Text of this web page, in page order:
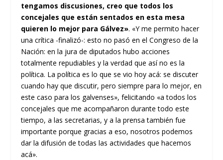
tengamos discusiones, creo que todos los
concejales que están sentados en esta mesa
quieren lo mejor para Gálvez». «Y me permito hacer
una crítica -finalizó-: esto no pasó en el Congreso de la
Nación: en la jura de diputados hubo acciones
totalmente repudiables y la verdad que así no es la
política. La política es lo que se vio hoy acá: se discuter
cuando hay que discutir, pero siempre para lo mejor, en
este caso para los galvenses», felicitando «a todos los
concejales que me acompañaron durante todo este
tiempo, a las secretarias, y a la prensa también fue
importante porque gracias a eso, nosotros podemos
dar la difusión de todas las actividades que hacemos
acá».